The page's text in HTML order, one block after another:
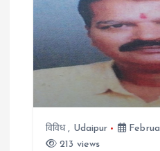
विविध, Udaipur
213 views